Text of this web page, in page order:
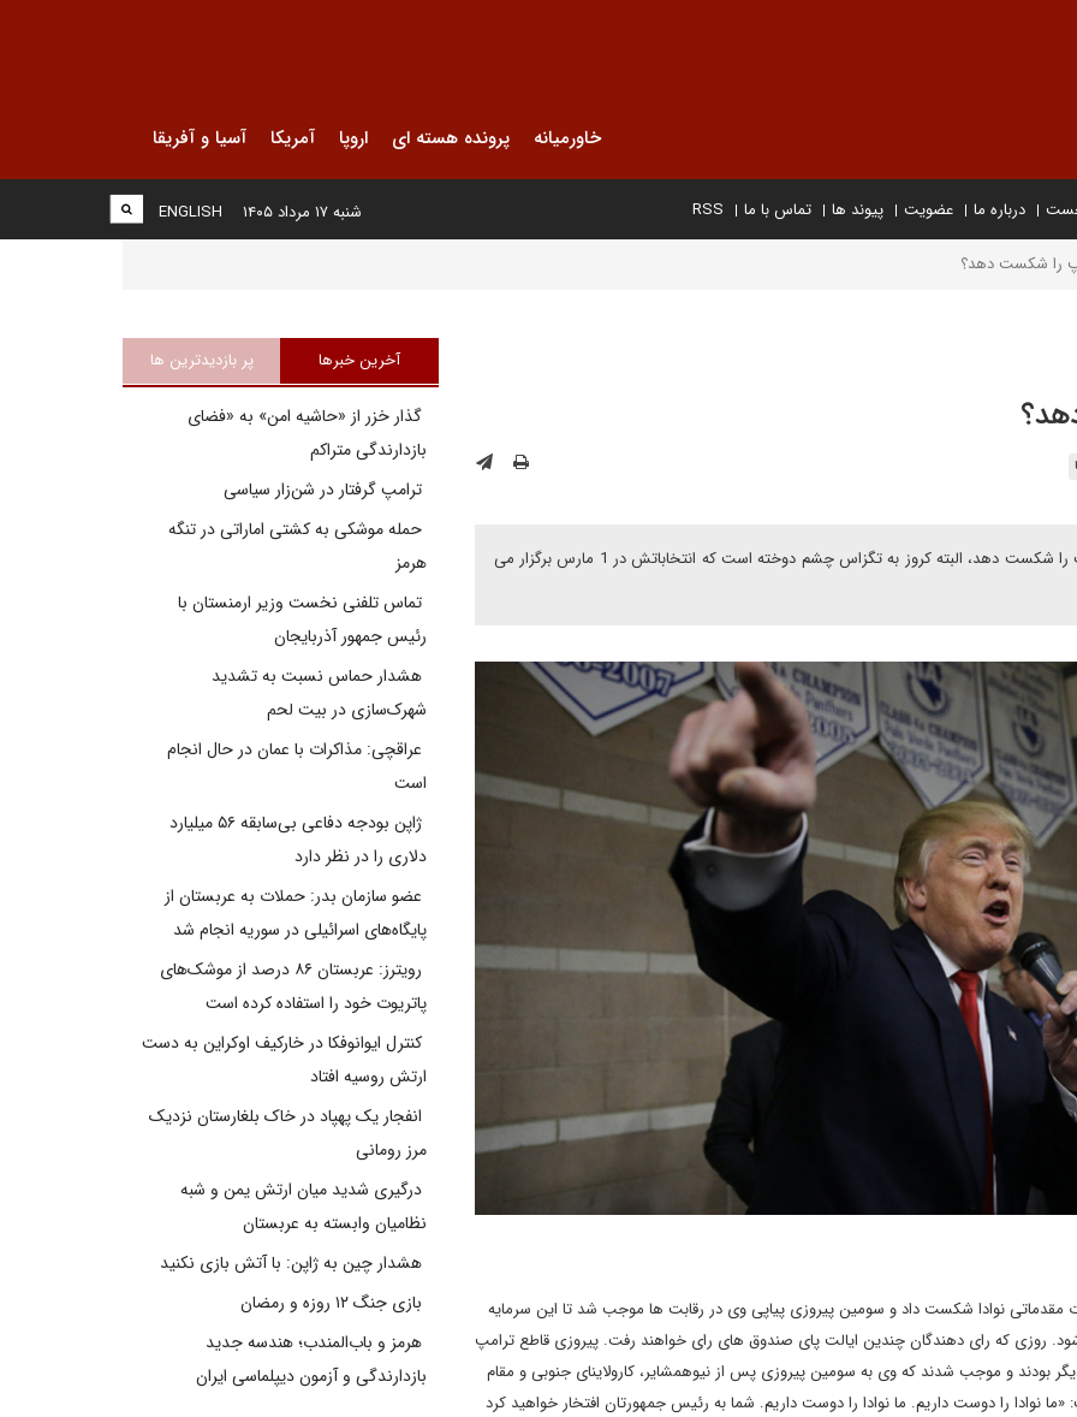
خاورمیانه پرونده هسته ای اروپا آمریکا آسیا و آفریقا
درباره ما عضویت پیوند ها تماس با ما RSS
ENGLISH شنبه ۱۷ مرداد ۱۴۰۵
را شکست دهد؟
در واقع معلوم نیست کدام کاندیدا در چه ایالتی می تواند ترامپ را شکست دهد، البته کروز به تگزاس چشم دوخته است که انتخاباتش در 1 مارس برگزار می
مقدماتی نوادا شکست داد و سومین پیروزی پیاپی وی در رقابت ها موجب شد تا این سرمایه
روزی که رای دهندگان چندین ایالت پای صندوق های رای خواهند رفت. پیروزی قاطع ترامپ
بودند و موجب شدند که وی به سومین پیروزی پس از نیوهمشایر، کارولاینای جنوبی و مقام
نوادا را دوست داریم. ما نوادا را دوست داریم. شما به رئیس جمهورتان افتخار خواهید کرد
آخرین خبرها پر بازدیدترین ها
گذار خزر از «حاشیه امن» به «فضای
بازدارندگی متراکم
ترامپ گرفتار در شن‌زار سیاسی
حمله موشکی به کشتی اماراتی در تنگه
هرمز
تماس تلفنی نخست وزیر ارمنستان با
رئیس جمهور آذربایجان
هشدار حماس نسبت به تشدید
شهرک‌سازی در بیت‌ لحم
عراقچی: مذاکرات با عمان در حال انجام
است
ژاپن بودجه دفاعی بی‌سابقه ۵۶ میلیارد
دلاری را در نظر دارد
عضو سازمان بدر: حملات به عربستان از
پایگاه‌های اسرائیلی در سوریه انجام شد
رویترز: عربستان ۸۶ درصد از موشک‌های
پاتریوت خود را استفاده کرده است
کنترل ایوانوفکا در خارکیف اوکراین به دست
ارتش روسیه افتاد
انفجار یک پهپاد در خاک بلغارستان نزدیک
مرز رومانی
درگیری شدید میان ارتش یمن و شبه
نظامیان وابسته به عربستان
هشدار چین به ژاپن: با آتش بازی نکنید
بازی جنگ ۱۲ روزه و رمضان
هرمز و باب‌المندب؛ هندسه جدید
بازدارندگی و آزمون دیپلماسی ایران